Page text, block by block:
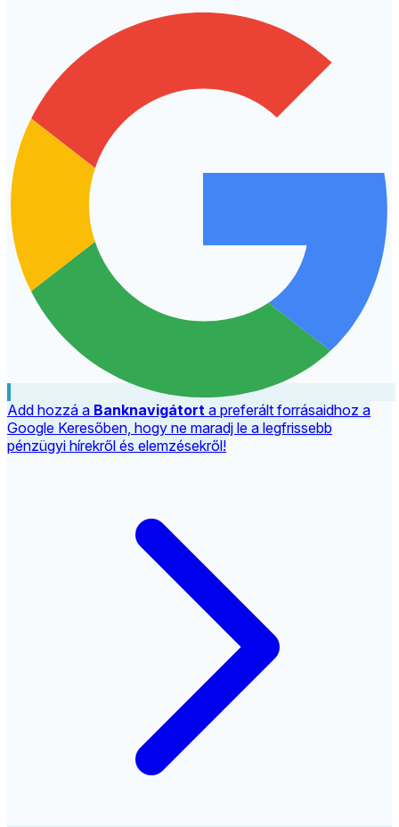
Add hozzá a Banknavigátort a preferált forrásaidhoz a
Google Keresőben, hogy ne maradj le a legfrissebb
pénzügyi hírekről és elemzésekről!